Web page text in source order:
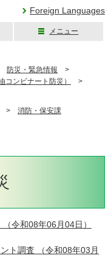
Foreign Languages
メニュー
防災・緊急情報 >
ンビナート防災）
>
> 消防・保安課
（令和08年06月04日）
ト調査 （令和08年03月